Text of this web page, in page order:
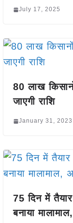
July 17, 2025
80 लाख
जाएगी राशि
January 31, 2023
75 दिन में
बनाया